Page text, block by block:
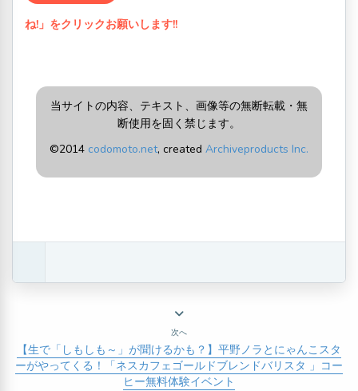
ね!」をクリックお願いします!!
当サイトの内容、テキスト、画像等の無断転載・無
断使用を固く禁じます。
©2014 codomoto.net, created Archiveproducts Inc.
次へ
【生で「しもしも～」が聞けるかも？】平野ノラとにゃんこスタ
ーがやってくる！「ネスカフェゴールドブレンドバリスタ 」コー
ヒー無料体験イベント